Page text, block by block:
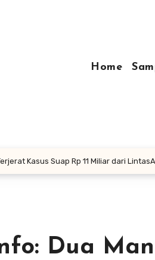
Home
Kasus Suap Rp 11 Miliar dari
Dua